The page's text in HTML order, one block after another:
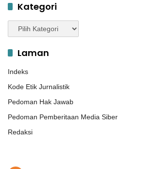
Kategori
Kategori
Laman
Indeks
Kode Etik Jurnalistik
Pedoman Hak Jawab
Pedoman Pemberitaan Media Siber
Redaksi